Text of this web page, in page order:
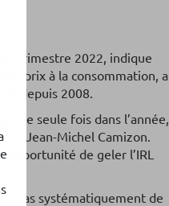
trimestre 2022, indique
prix à la consommation, a
depuis 2008.
seule fois dans l’année,
Jean-Michel Camizon.
de geler l’IRL
pas systématiquement de